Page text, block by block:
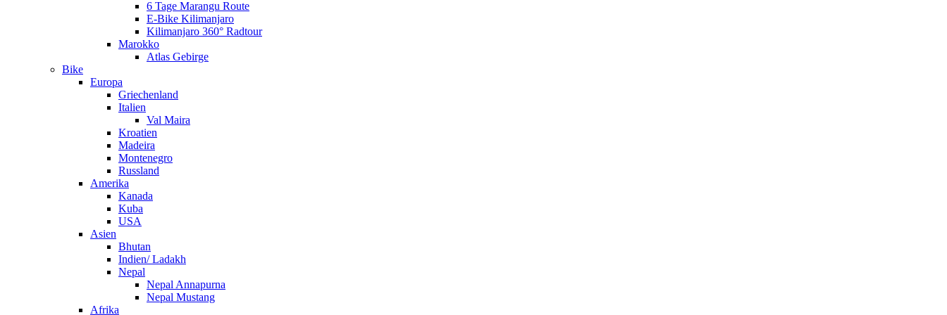
6 Tage Marangu Route
E-Bike Kilimanjaro
Kilimanjaro 360° Radtour
Marokko
Atlas Gebirge
Bike
Europa
Griechenland
Italien
Val Maira
Kroatien
Madeira
Montenegro
Russland
Amerika
Kanada
Kuba
USA
Asien
Bhutan
Indien/ Ladakh
Nepal
Nepal Annapurna
Nepal Mustang
Afrika